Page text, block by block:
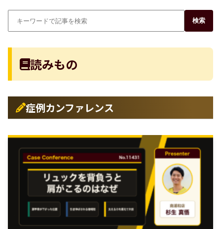
検索
読みもの
症例カンファレンス